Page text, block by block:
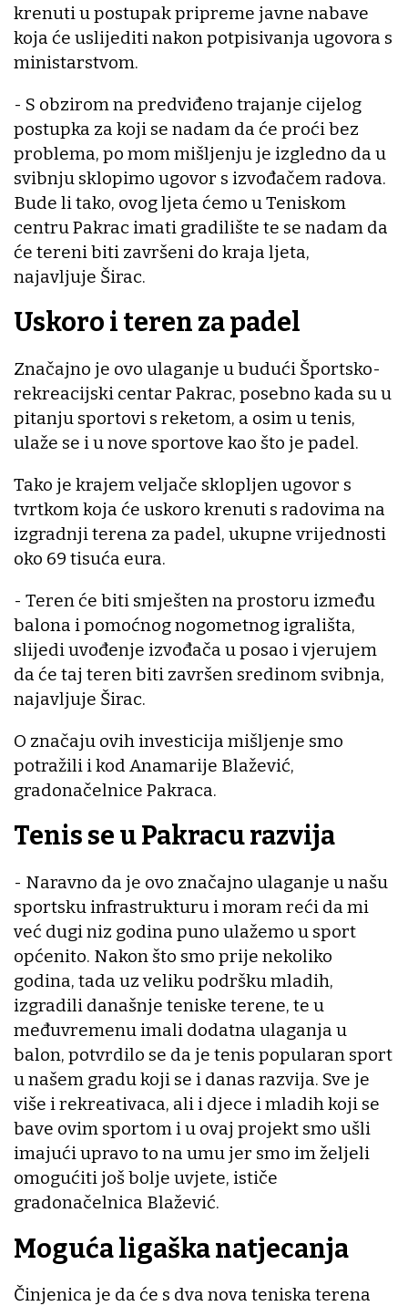
krenuti u postupak pripreme javne nabave
koja će uslijediti nakon potpisivanja ugovora s
ministarstvom.
- S obzirom na predviđeno trajanje cijelog
postupka za koji se nadam da će proći bez
problema, po mom mišljenju je izgledno da u
svibnju sklopimo ugovor s izvođačem radova.
Bude li tako, ovog ljeta ćemo u Teniskom
centru Pakrac imati gradilište te se nadam da
će tereni biti završeni do kraja ljeta,
najavljuje Širac.
Uskoro i teren za padel
Značajno je ovo ulaganje u budući Športsko-
rekreacijski centar Pakrac, posebno kada su u
pitanju sportovi s reketom, a osim u tenis,
ulaže se i u nove sportove kao što je padel.
Tako je krajem veljače sklopljen ugovor s
tvrtkom koja će uskoro krenuti s radovima na
izgradnji terena za padel, ukupne vrijednosti
oko 69 tisuća eura.
- Teren će biti smješten na prostoru između
balona i pomoćnog nogometnog igrališta,
slijedi uvođenje izvođača u posao i vjerujem
da će taj teren biti završen sredinom svibnja,
najavljuje Širac.
O značaju ovih investicija mišljenje smo
potražili i kod Anamarije Blažević,
gradonačelnice Pakraca.
Tenis se u Pakracu razvija
- Naravno da je ovo značajno ulaganje u našu
sportsku infrastrukturu i moram reći da mi
već dugi niz godina puno ulažemo u sport
općenito. Nakon što smo prije nekoliko
godina, tada uz veliku podršku mladih,
izgradili današnje teniske terene, te u
međuvremenu imali dodatna ulaganja u
balon, potvrdilo se da je tenis popularan sport
u našem gradu koji se i danas razvija. Sve je
više i rekreativaca, ali i djece i mladih koji se
bave ovim sportom i u ovaj projekt smo ušli
imajući upravo to na umu jer smo im željeli
omogućiti još bolje uvjete, ističe
gradonačelnica Blažević.
Moguća ligaška natjecanja
Činjenica je da će s dva nova teniska terena